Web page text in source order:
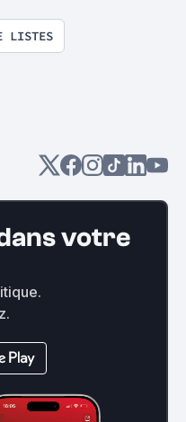
LISTES
votre